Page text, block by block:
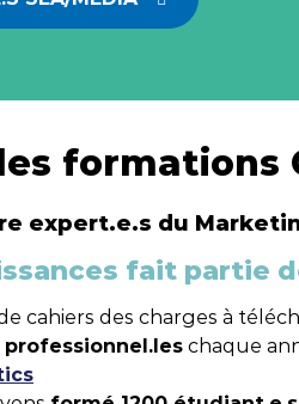
formations
expert.e.s du
fait partie
cahiers des charges à
chaque